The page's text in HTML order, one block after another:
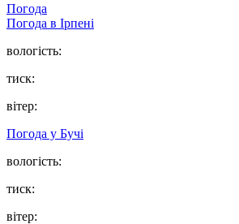
Погода
Погода в Ірпені
вологість:
тиск:
вітер:
Погода у Бучі
вологість:
тиск:
вітер: